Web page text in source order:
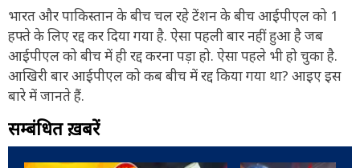
भारत और पाकिस्तान के बीच चल रहे टेंशन के बीच आईपीएल को 1
हफ्ते के लिए रद्द कर दिया गया है. ऐसा पहली बार नहीं हुआ है जब
आईपीएल को बीच में ही रद्द करना पड़ा हो. ऐसा पहले भी हो चुका है.
आखिरी बार आईपीएल को कब बीच में रद्द किया गया था? आइए इस
बारे में जानते हैं.
सम्बंधित ख़बरें